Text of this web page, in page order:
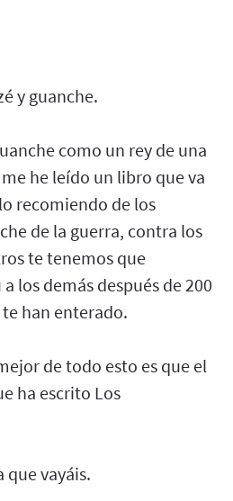
y guanche.
como un rey de una
he leído un libro que va
recomiendo de los
de la guerra, contra los
te tenemos que
los demás después de 200
han enterado.
de todo esto es que el
ha escrito Los
que vayáis.